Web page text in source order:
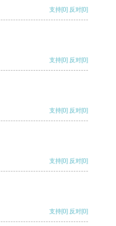
支持[0] 反对[0]
支持[0] 反对[0]
支持[0] 反对[0]
支持[0] 反对[0]
支持[0] 反对[0]